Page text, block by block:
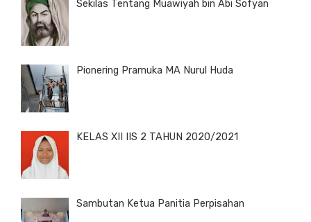
Sekilas Tentang Muawiyah bin Abi Sofyan
Pionering Pramuka MA Nurul Huda
KELAS XII IIS 2 TAHUN 2020/2021
Sambutan Ketua Panitia Perpisahan